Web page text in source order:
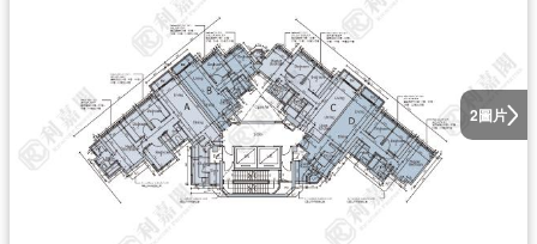
2圖片